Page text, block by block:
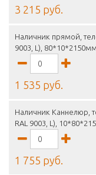
3 215 руб.
Наличник прямой,
9003, L), 80*10*2150мм
1 535 руб.
Наличник Каннелюр,
RAL 9003, L),
1 755 руб.